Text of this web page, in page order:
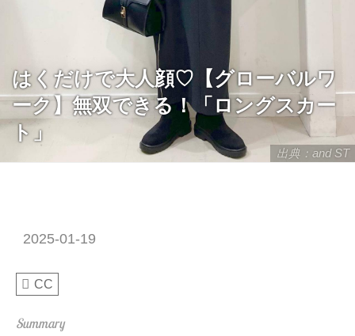
出典：and ST
はくだけで大人顔♡【グローバルワ
ーク】無双できる！「ロングスカー
ト」
2025-01-19
CC